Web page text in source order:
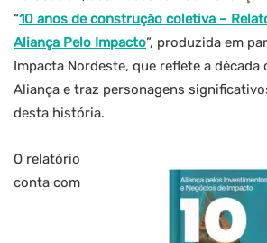
“10 anos de construção coletiva –
Aliança Pelo Impacto”, produzida em
Impacta Nordeste, que reflete a década
Aliança e traz personagens
desta história.
O relatório
conta com